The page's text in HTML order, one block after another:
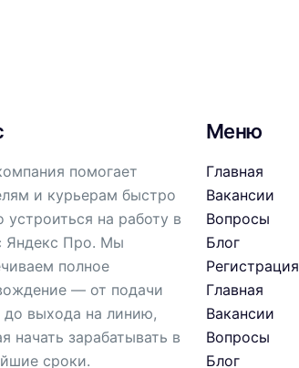
помогает
и курьерам быстро
устроиться на работу в
Яндекс Про. Мы
полное
— от подачи
до выхода на линию,
начать зарабатывать в
сроки.
Меню
Главная
Вакансии
Вопросы
Блог
Регистрация
Главная
Вакансии
Вопросы
Блог